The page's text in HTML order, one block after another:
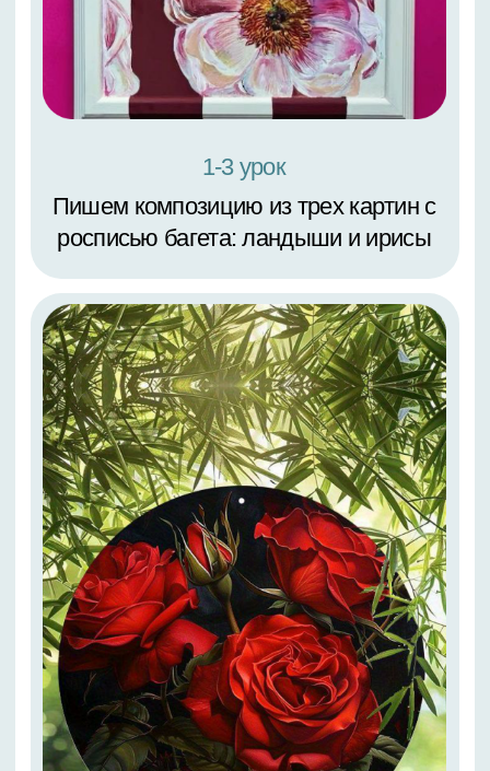
4 урок
Жёлтые цветы в снегу.
Формат А4
Красная роза с отражением в
воде. Формат А4